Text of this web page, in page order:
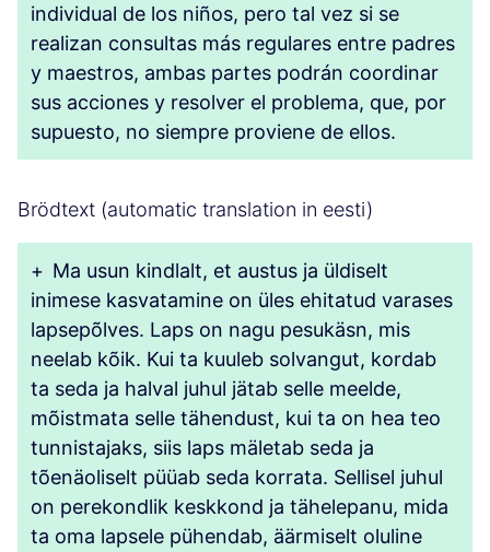
individual de los niños, pero tal vez si se
realizan consultas más regulares entre padres
y maestros, ambas partes podrán coordinar
sus acciones y resolver el problema, que, por
supuesto, no siempre proviene de ellos.
Brödtext (automatic translation in eesti)
+ Ma usun kindlalt, et austus ja üldiselt
inimese kasvatamine on üles ehitatud varases
lapsepõlves. Laps on nagu pesukäsn, mis
neelab kõik. Kui ta kuuleb solvangut, kordab
ta seda ja halval juhul jätab selle meelde,
mõistmata selle tähendust, kui ta on hea teo
tunnistajaks, siis laps mäletab seda ja
tõenäoliselt püüab seda korrata. Sellisel juhul
on perekondlik keskkond ja tähelepanu, mida
ta oma lapsele pühendab, äärmiselt oluline